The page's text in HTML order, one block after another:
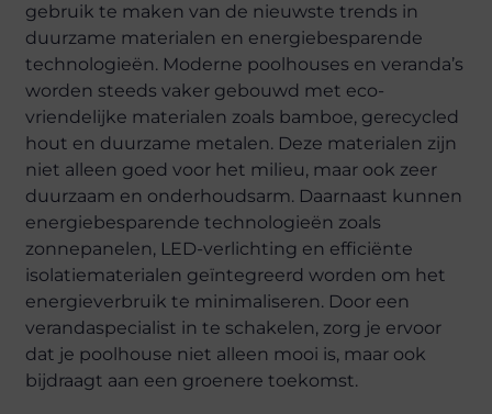
gebruik te maken van de nieuwste trends in
duurzame materialen en energiebesparende
technologieën. Moderne poolhouses en veranda’s
worden steeds vaker gebouwd met eco-
vriendelijke materialen zoals bamboe, gerecycled
hout en duurzame metalen. Deze materialen zijn
niet alleen goed voor het milieu, maar ook zeer
duurzaam en onderhoudsarm. Daarnaast kunnen
energiebesparende technologieën zoals
zonnepanelen, LED-verlichting en efficiënte
isolatiematerialen geïntegreerd worden om het
energieverbruik te minimaliseren. Door een
verandaspecialist in te schakelen, zorg je ervoor
dat je poolhouse niet alleen mooi is, maar ook
bijdraagt aan een groenere toekomst.